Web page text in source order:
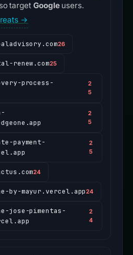
target Googleusers.
→
26
renew.com25
process-
2
5
2
5
payment-
2
5
24
by-mayur.vercel.app24
jose-pimentas-
2
4